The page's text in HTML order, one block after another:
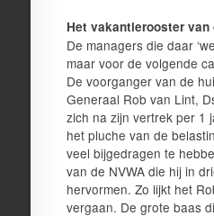
Het vakantierooster van
De managers die daar
maar voor de volgende
De voorganger van de
Generaal Rob van Lint,
zich na zijn vertrek per 1
het pluche van de
veel bijgedragen te
van de NVWA die hij in
hervormen. Zo lijkt het
vergaan. De grote baas